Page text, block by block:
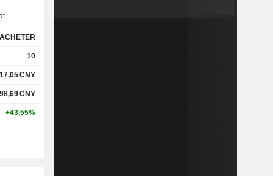
ACHETER
10
CNY
CNY
+43,55%